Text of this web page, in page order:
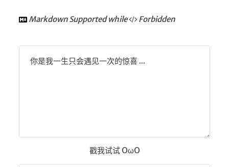
Markdown Supported while Forbidden
你是我一生只会遇见一次的惊喜 ...
戳我试试 OωO